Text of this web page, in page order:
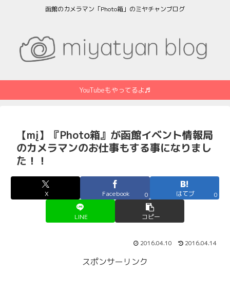
函館のカメラマン「Photo箱」のミヤチャンブログ
YouTubeもやってるよ♬
【mį】『Photo箱』が函館イベント情報局
のカメラマンのお仕事もする事になりまし
た！！
X Facebook 0 はてブ 0
LINE コピー
2016.04.10 2016.04.14
スポンサーリンク